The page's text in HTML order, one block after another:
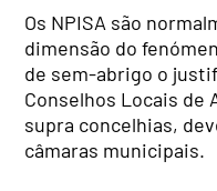
Os NPISA são
dimensão do
de sem-abrigo o
Conselhos Locais de
supra concelhias,
câmaras municipais.